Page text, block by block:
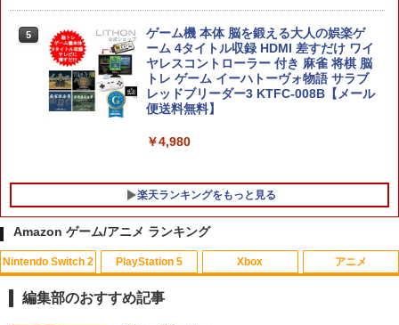
バ-ス]
￥5,920
【中古】[PS5] Clair Obscur: Expeditio
n 33(クレール・オブスキュール:エクス
ペディション 33) Kepler Interactive(20
250424)
￥5,580
コナミデジタルエンタテインメント 【封
D: MASTER COLLECTION Vol.2 [ELJM
-30900 PS5 メタルギアソリッド マスタ-
コレクション 2]
5
ゲーム機 本体 脳を鍛える大人の娯楽ゲ
ーム 4タイトル収録 HDMI 差すだけ ワイ
ヤレスコントローラー 付き 麻雀 将棋 脳
トレ ゲーム イーハトーヴォ物語 サラブ
レッドブリーダー3 KTFC-008B【メール
便送料無料】
￥4,980
楽天ランキングをもっと見る
1
【中古】ファインディング・ドリー Mov
ieNEX [純正ブルーレイ＋純正ケース]
Amazon ゲーム/アニメ ランキング
Nintendo Switch 2 PlayStation 5 Xbox アニメ
編集部のおすすめ記事